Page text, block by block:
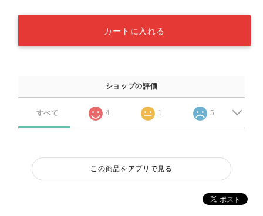
カートに入れる
ショップの評価
すべて 4 1 5
この商品をアプリで見る